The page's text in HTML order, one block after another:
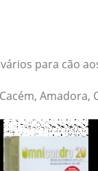
para cão
Amadora,